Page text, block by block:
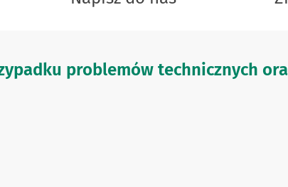
problemów technicznych